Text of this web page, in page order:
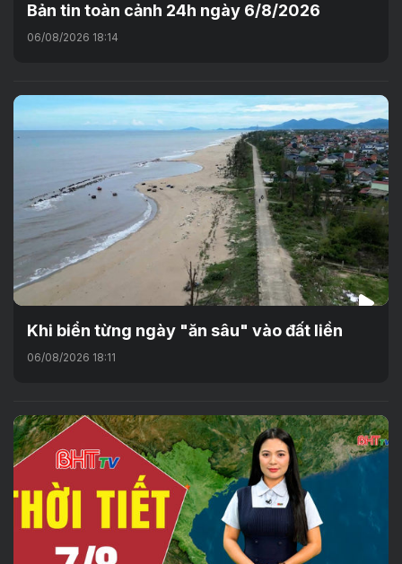
Bản tin toàn cảnh 24h ngày 6/8/2026
06/08/2026 18:14
Khi biển từng ngày "ăn sâu" vào đất liền
06/08/2026 18:11